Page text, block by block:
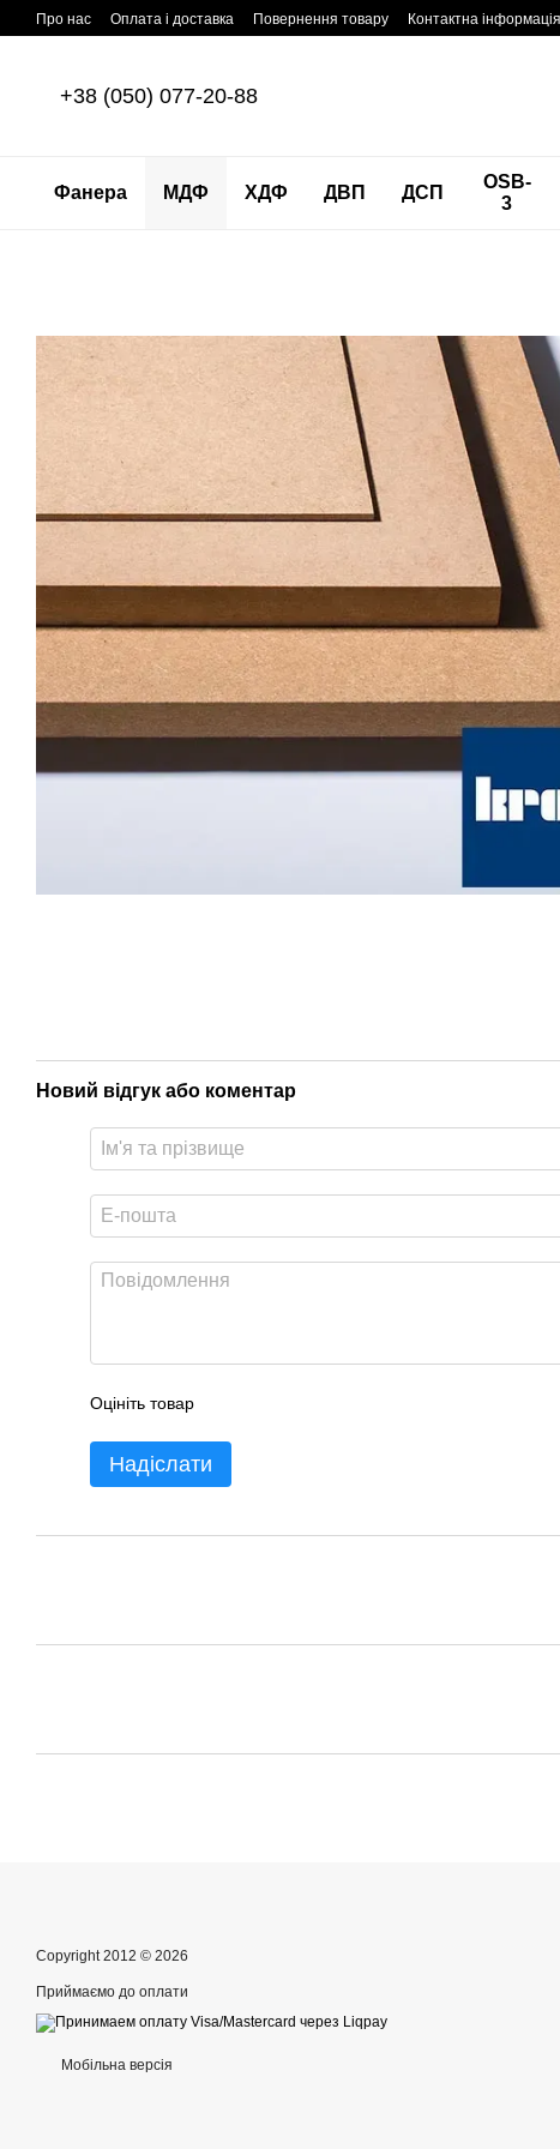
Перейти до основного контенту
Про нас Оплата і доставка Повернення товару Контактна інформація
+38 (050) 077-20-88
Фанера МДФ ХДФ ДВП ДСП
OSB-
3
Новий відгук або коментар
Оцініть товар
Надіслати
Copyright 2012 © 2026
Приймаємо до оплати
Мобільна версія